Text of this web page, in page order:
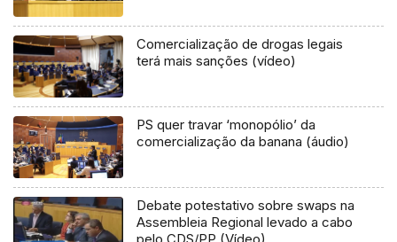
Comercialização de drogas legais
terá mais sanções (vídeo)
PS quer travar ‘monopólio’ da
comercialização da banana (áudio)
Debate potestativo sobre swaps na
Assembleia Regional levado a cabo